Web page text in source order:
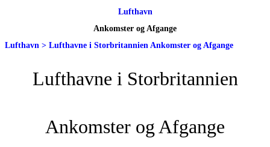
Lufthavn
Ankomster og Afgange
Lufthavn > Lufthavne i Storbritannien Ankomster og Afgange
Lufthavne i Storbritannien
Ankomster og Afgange